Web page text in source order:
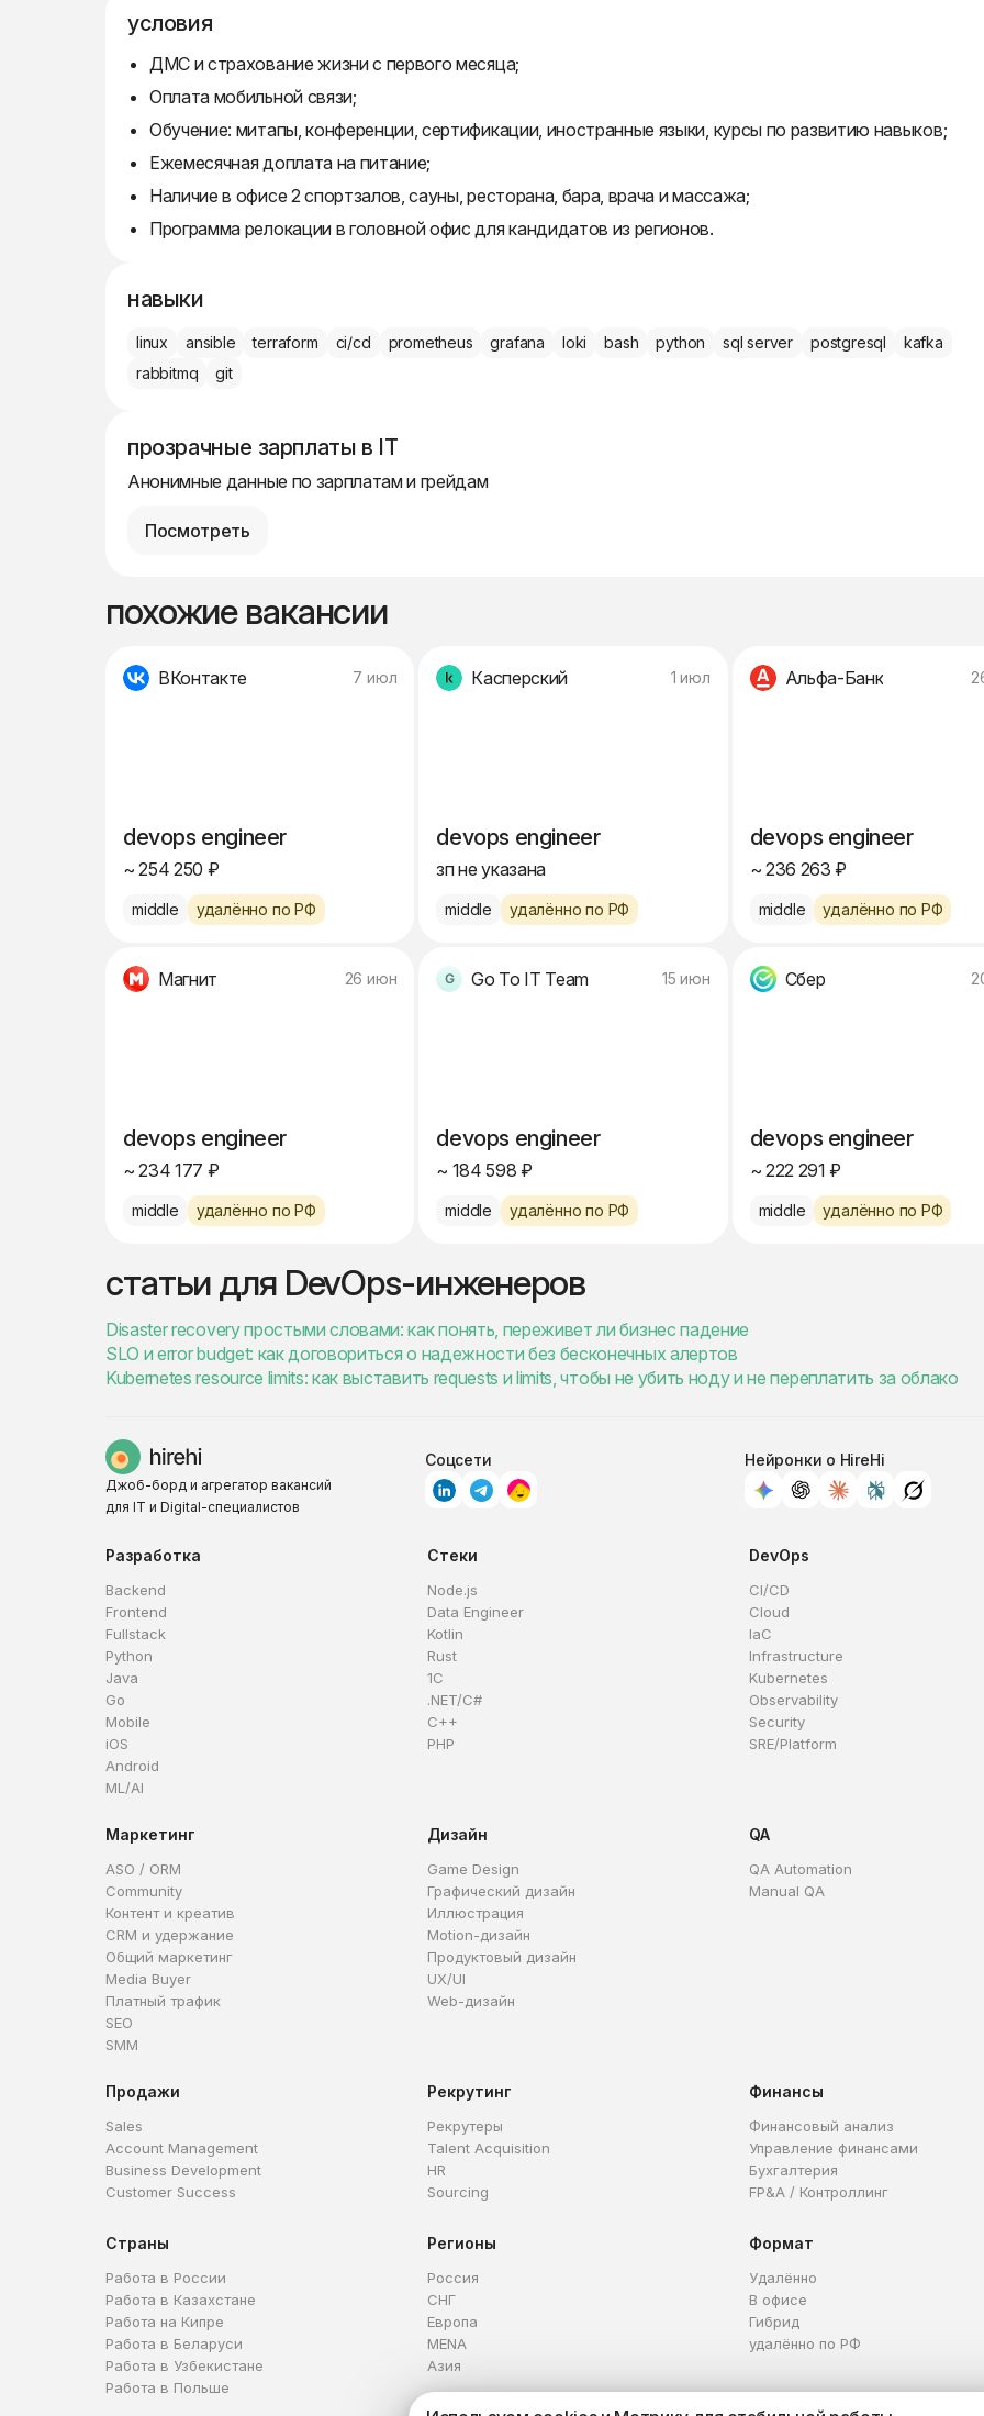
условия
ДМС и страхование жизни с первого месяца;
Оплата мобильной связи;
Обучение: митапы, конференции, сертификации, иностранные языки, курсы по развитию навыков;
Ежемесячная доплата на питание;
Наличие в офисе 2 спортзалов, сауны, ресторана, бара, врача и массажа;
Программа релокации в головной офис для кандидатов из регионов.
навыки
linux ansible terraform ci/cd prometheus grafana loki bash python sql server postgresql
kafka
rabbitmq
git
прозрачные зарплаты в IT
Анонимные данные по зарплатам и грейдам
Посмотреть
похожие вакансии
ВКонтакте 7 июл
devops engineer
~ 254 250 ₽
middle удалённо по РФ
Касперский 1 июл
devops engineer
зп не указана
middle удалённо по РФ
Альфа-Банк
devops engineer
~ 236 263 ₽
middle удалённо по РФ
Магнит 26 июн
devops engineer
~ 234 177 ₽
middle удалённо по РФ
Go To IT Team 15 июн
devops engineer
~ 184 598 ₽
middle удалённо по РФ
Сбер
devops engineer
~ 222 291 ₽
middle удалённо по РФ
статьи для DevOps-инженеров
Disaster recovery простыми словами: как понять, переживет ли бизнес падение
SLO и error budget: как договориться о надежности без бесконечных алертов
Kubernetes resource limits: как выставить requests и limits, чтобы не убить ноду и не переплатить за облако
Джоб-борд и агрегатор вакансий
для IT и Digital-специалистов
Соцсети Нейронки о HireHi
Разработка
Backend
Frontend
Fullstack
Python
Java
Go
Mobile
iOS
Android
ML/AI
Стеки
Node.js
Data Engineer
Kotlin
Rust
1C
.NET/C#
C++
PHP
DevOps
CI/CD
Cloud
IaC
Infrastructure
Kubernetes
Observability
Security
SRE/Platform
Маркетинг
ASO / ORM
Community
Контент и креатив
CRM и удержание
Общий маркетинг
Media Buyer
Платный трафик
SEO
SMM
Дизайн
Game Design
Графический дизайн
Иллюстрация
Motion-дизайн
Продуктовый дизайн
UX/UI
Web-дизайн
QA
QA Automation
Manual QA
Продажи
Sales
Account Management
Business Development
Customer Success
Рекрутинг
Рекрутеры
Talent Acquisition
HR
Sourcing
Финансы
Финансовый анализ
Управление финансами
Бухгалтерия
FP&A / Контроллинг
Страны
Работа в России
Работа в Казахстане
Работа на Кипре
Работа в Беларуси
Работа в Узбекистане
Работа в Польше
Регионы
Россия
СНГ
Европа
MENA
Азия
Формат
Удалённо
В офисе
Гибрид
удалённо по РФ